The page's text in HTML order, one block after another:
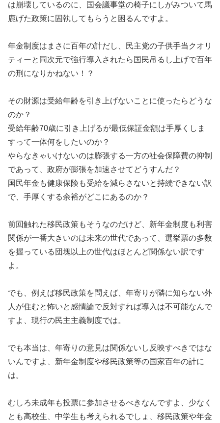
は崩壊しているのに、国会議事堂の椅子にしがみついて馬
鹿げた政策に固執してもらうと困るんですよ。
年金制度はまさに百年の計だし、民主党の子供手当クオリ
ティーと同次元で強行導入されたら国民吊るし上げで百年
の刑になりかねない！？
その財源は受給年齢を引き上げないことに使ったらどうな
のか？
受給年齢70歳に引き上げるが最低保証金額は手厚くしま
すって一体何をしたいのか？
やらなきゃいけないのは膨張する一方の社会保障費の抑制
であって、政府が膨張を加速させてどうすんだ？
国民年金も健康保険も受給を減らさないと持続できない訳
で、手厚くする余裕がどこにあるのか？
前回触れた移民政策もそうなのだけど、新年金制度も利害
関係が一番大きいのは未来の世代であって、選挙票の多数
を握っている団塊以上の世代はほとんど関係ない訳です
よ。
でも、例えば移民政策を問えば、年寄りが隣に知らない外
人が住むと怖いと感情論で反対すれば導入は不可能なんで
すよ、現行の民主主義制度では。
でも本当は、年寄りの意見は関係ないし反映すべきではな
いんですよ、新年金制度や移民政策等の国家百年の計に
は。
むしろ未成年も投票に参加させるべきなんですよ、少なく
とも高校生、中学生も考えられるでしょ、移民政策や年金